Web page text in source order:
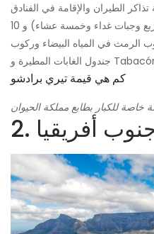
الطيران والإقامة في الفنادق
والوجبات (ستة وجبات إفطار وأربع وجبات غداء وخمسة عشاء) و 10
في المياه البيضاء وركوب
كم هي قيمة تيري برادشو
للكبار بطابع مملكة الحيوان
جنوب أفريقيا